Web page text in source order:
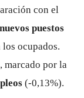
con el
puestos
los ocupados.
marcado por la
(-0,13%).